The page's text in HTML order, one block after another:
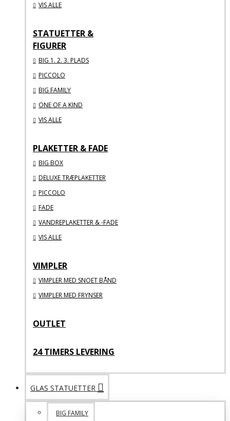
VIS ALLE
STATUETTER &
FIGURER
BIG 1. 2. 3. PLADS
PICCOLO
BIG FAMILY
ONE OF A KIND
VIS ALLE
PLAKETTER & FADE
BIG BOX
DELUXE TRÆPLAKETTER
PICCOLO
FADE
VANDREPLAKETTER & -FADE
VIS ALLE
VIMPLER
VIMPLER MED SNOET BÅND
VIMPLER MED FRYNSER
OUTLET
24 TIMERS LEVERING
GLAS STATUETTER
BIG FAMILY